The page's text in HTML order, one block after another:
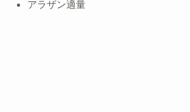
アラザン適量